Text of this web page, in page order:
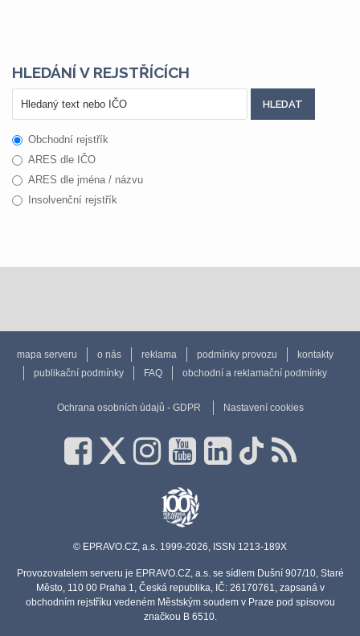
HLEDÁNÍ V REJSTŘÍCÍCH
Obchodní rejstřík
ARES dle IČO
ARES dle jména / názvu
Insolvenční rejstřík
mapa serveru o nás reklama podmínky provozu
kontakty
publikační podmínky
FAQ obchodní a reklamační podmínky
Ochrana osobních údajů - GDPR Nastavení cookies
© EPRAVO.CZ, a.s. 1999-2026, ISSN 1213-189X
Provozovatelem serveru je EPRAVO.CZ, a.s. se sídlem Dušní 907/10, Staré
Město, 110 00 Praha 1, Česká republika, IČ: 26170761, zapsaná v
obchodním rejstříku vedeném Městským soudem v Praze pod spisovou
značkou B 6510.